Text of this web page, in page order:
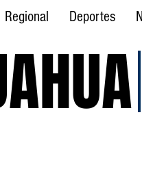
Regional Deportes